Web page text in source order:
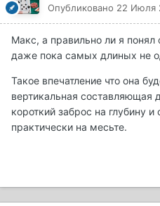
Опубликовано 22 Июля
Макс, а правильно ли я понял
даже пока самых длиных не
Такое впечатление что она
вертикальная составляющая
короткий заброс на глубину
практически на месьте.